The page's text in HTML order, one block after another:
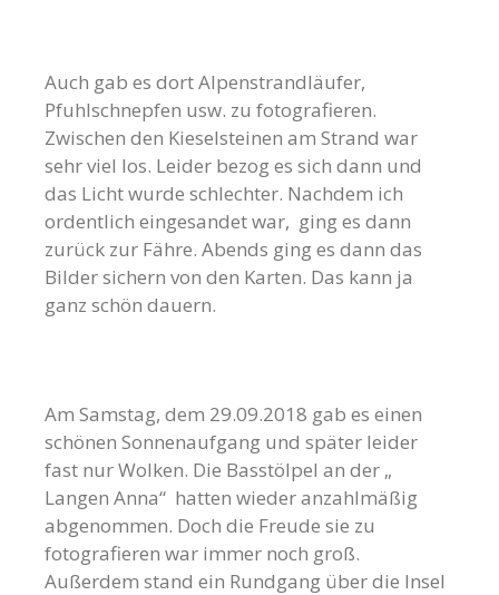
Auch gab es dort Alpenstrandläufer,
Pfuhlschnepfen usw. zu fotografieren.
Zwischen den Kieselsteinen am Strand war
sehr viel los. Leider bezog es sich dann und
das Licht wurde schlechter. Nachdem ich
ordentlich eingesandet war, ging es dann
zurück zur Fähre. Abends ging es dann das
Bilder sichern von den Karten. Das kann ja
ganz schön dauern.
Am Samstag, dem 29.09.2018 gab es einen
schönen Sonnenaufgang und später leider
fast nur Wolken. Die Basstölpel an der „
Langen Anna“ hatten wieder anzahlmäßig
abgenommen. Doch die Freude sie zu
fotografieren war immer noch groß.
Außerdem stand ein Rundgang über die Insel